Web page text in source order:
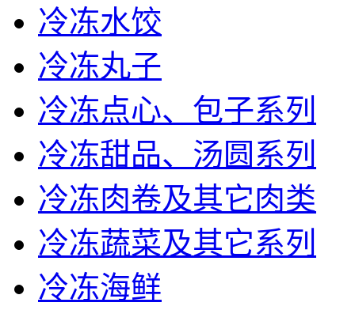
冷冻水饺
冷冻丸子
冷冻点心、包子系列
冷冻甜品、汤圆系列
冷冻肉卷及其它肉类
冷冻蔬菜及其它系列
冷冻海鲜